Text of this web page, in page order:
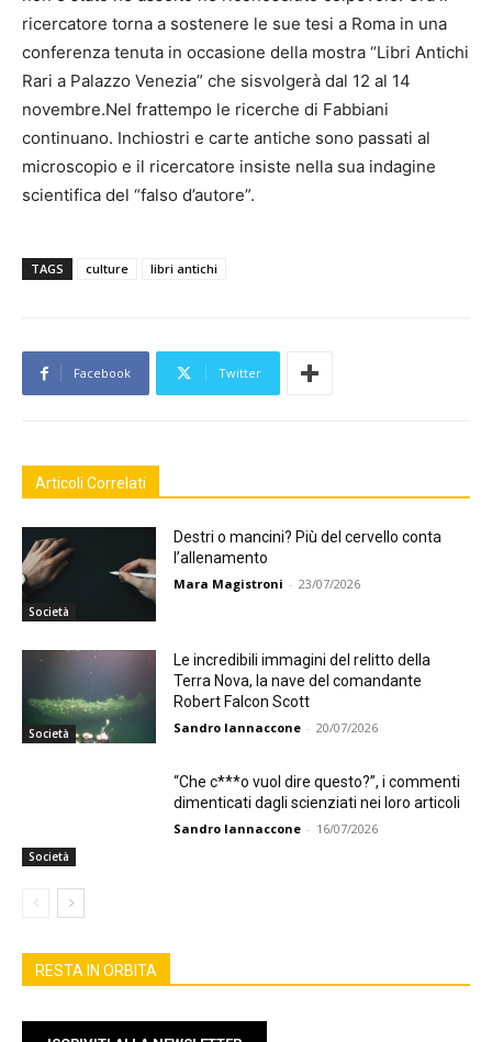
ricercatore torna a sostenere le sue tesi a Roma in una
conferenza tenuta in occasione della mostra “Libri Antichi
Rari a Palazzo Venezia” che sisvolgerà dal 12 al 14
novembre.Nel frattempo le ricerche di Fabbiani
continuano. Inchiostri e carte antiche sono passati al
microscopio e il ricercatore insiste nella sua indagine
scientifica del “falso d’autore”.
TAGS culture libri antichi
Facebook Twitter
Articoli Correlati
Società
Destri o mancini? Più del cervello conta
l’allenamento
Mara Magistroni - 23/07/2026
Società
Le incredibili immagini del relitto della
Terra Nova, la nave del comandante
Robert Falcon Scott
Sandro Iannaccone - 20/07/2026
Società
“Che c***o vuol dire questo?”, i commenti
dimenticati dagli scienziati nei loro articoli
Sandro Iannaccone - 16/07/2026
RESTA IN ORBITA